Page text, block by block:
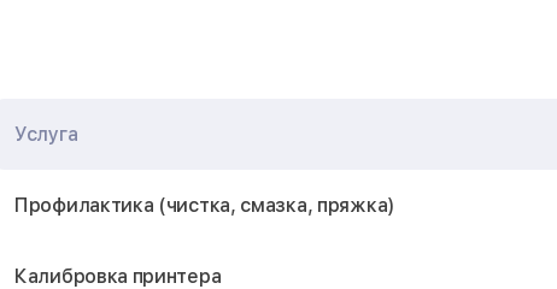
Услуга
Профилактика (чистка, смазка, пряжка)
Калибровка принтера